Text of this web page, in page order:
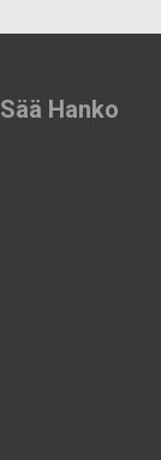
Sää Hanko